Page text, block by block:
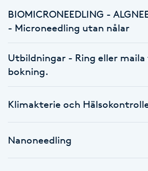
Fransk manikyr
Frekvensterapi
Frisör
BIOMICRONEEDLING -
- Microneedling utan nålar
Utbildningar - Ring eller
bokning.
Klimakterie och
Nanoneedling